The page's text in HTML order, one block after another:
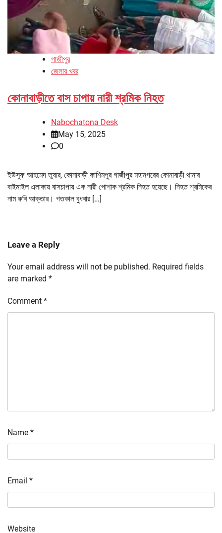
গাজীপুর
জেলার খবর
কোনাবাড়ীতে বাস চাপায় নারী শ্রমিক নিহত
Nabochatona Desk
May 15, 2025
0
ইউসুফ আহমেদ তুষার, কোনাবাড়ী কাশিমপুর গাজীপুর মহানগরের কোনাবাড়ী থানার
বাইমাইল এলাকায় বাসচাপায় এক নারী পোশাক শ্রমিক নিহত হয়েছে। নিহত শ্রমিকের
নাম রুবি আক্তার। গতকাল বুধবার […]
Leave a Reply
Your email address will not be published. Required fields
are marked *
Comment *
Name *
Email *
Website